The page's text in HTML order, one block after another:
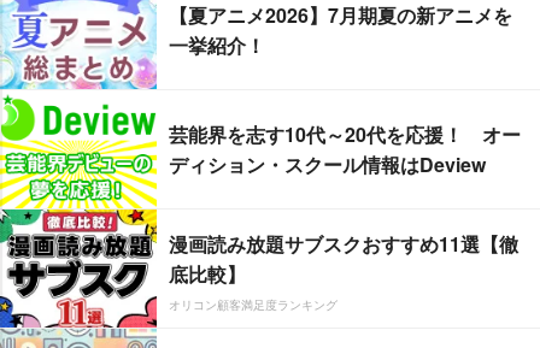
【夏アニメ2026】7月期夏の新アニメを
一挙紹介！
芸能界を志す10代～20代を応援！ オー
ディション・スクール情報はDeview
漫画読み放題サブスクおすすめ11選【徹
底比較】
オリコン顧客満足度ランキング